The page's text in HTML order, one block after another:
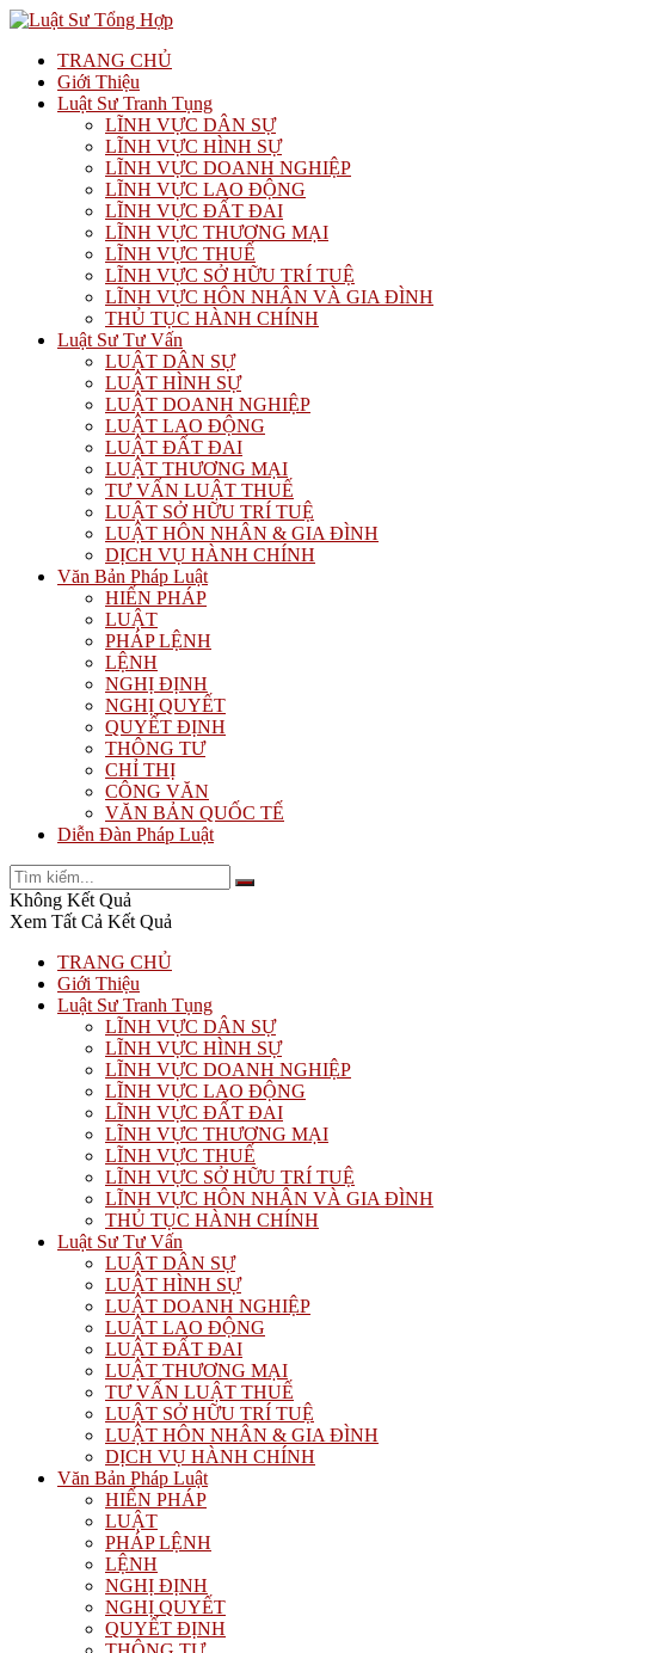
TRANG CHỦ
Giới Thiệu
Luật Sư Tranh Tụng
LĨNH VỰC DÂN SỰ
LĨNH VỰC HÌNH SỰ
LĨNH VỰC DOANH NGHIỆP
LĨNH VỰC LAO ĐỘNG
LĨNH VỰC ĐẤT ĐAI
LĨNH VỰC THƯƠNG MẠI
LĨNH VỰC THUẾ
LĨNH VỰC SỞ HỮU TRÍ TUỆ
LĨNH VỰC HÔN NHÂN VÀ GIA ĐÌNH
THỦ TỤC HÀNH CHÍNH
Luật Sư Tư Vấn
LUẬT DÂN SỰ
LUẬT HÌNH SỰ
LUẬT DOANH NGHIỆP
LUẬT LAO ĐỘNG
LUẬT ĐẤT ĐAI
LUẬT THƯƠNG MẠI
TƯ VẤN LUẬT THUẾ
LUẬT SỞ HỮU TRÍ TUỆ
LUẬT HÔN NHÂN & GIA ĐÌNH
DỊCH VỤ HÀNH CHÍNH
Văn Bản Pháp Luật
HIẾN PHÁP
LUẬT
PHÁP LỆNH
LỆNH
NGHỊ ĐỊNH
NGHỊ QUYẾT
QUYẾT ĐỊNH
THÔNG TƯ
CHỈ THỊ
CÔNG VĂN
VĂN BẢN QUỐC TẾ
Diễn Đàn Pháp Luật
Không Kết Quả
Xem Tất Cả Kết Quả
TRANG CHỦ
Giới Thiệu
Luật Sư Tranh Tụng
LĨNH VỰC DÂN SỰ
LĨNH VỰC HÌNH SỰ
LĨNH VỰC DOANH NGHIỆP
LĨNH VỰC LAO ĐỘNG
LĨNH VỰC ĐẤT ĐAI
LĨNH VỰC THƯƠNG MẠI
LĨNH VỰC THUẾ
LĨNH VỰC SỞ HỮU TRÍ TUỆ
LĨNH VỰC HÔN NHÂN VÀ GIA ĐÌNH
THỦ TỤC HÀNH CHÍNH
Luật Sư Tư Vấn
LUẬT DÂN SỰ
LUẬT HÌNH SỰ
LUẬT DOANH NGHIỆP
LUẬT LAO ĐỘNG
LUẬT ĐẤT ĐAI
LUẬT THƯƠNG MẠI
TƯ VẤN LUẬT THUẾ
LUẬT SỞ HỮU TRÍ TUỆ
LUẬT HÔN NHÂN & GIA ĐÌNH
DỊCH VỤ HÀNH CHÍNH
Văn Bản Pháp Luật
HIẾN PHÁP
LUẬT
PHÁP LỆNH
LỆNH
NGHỊ ĐỊNH
NGHỊ QUYẾT
QUYẾT ĐỊNH